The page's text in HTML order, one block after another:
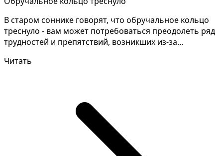
В старом соннике говорят, что обручальное кольцо
треснуло - вам может потребоваться преодолеть ряд
трудностей и препятствий, возникших из-за
Читать